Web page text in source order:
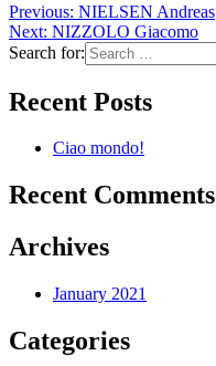
Previous: NIELSEN Andreas
Next: NIZZOLO Giacomo
Search for:
Recent Posts
Ciao mondo!
Recent Comments
Archives
January 2021
Categories